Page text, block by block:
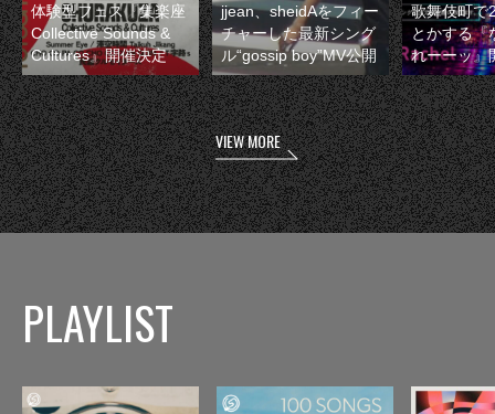
体験型フェス『集楽座
Collective Sounds &
Cultures』開催決定
jjean、sheidAをフィー
チャーした最新シング
ル“gossip boy”MV公開
歌舞伎町で
とかする『
れーーッ』
VIEW MORE
PLAYLIST